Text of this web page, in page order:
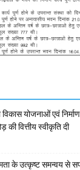
विकास योजनाओं एवं
की वित्तीय स्वीकृति दी
के उत्कृष्ट समन्वय से